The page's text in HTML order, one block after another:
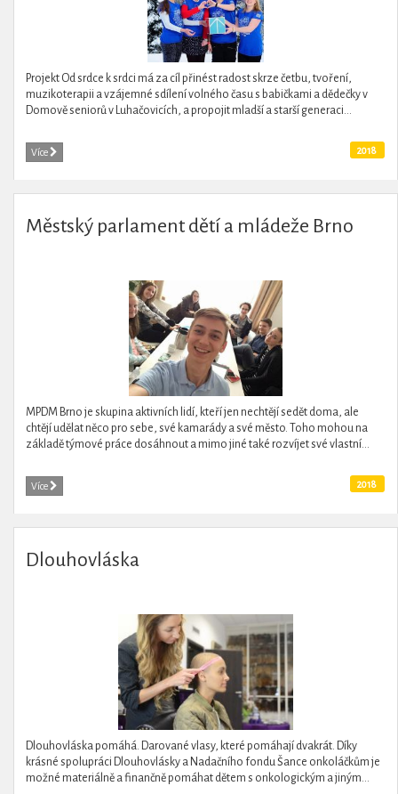
Projekt Od srdce k srdci má za cíl přinést radost skrze četbu, tvoření,
muzikoterapii a vzájemné sdílení volného času s babičkami a dědečky v
Domově seniorů v Luhačovicích, a propojit mladší a starší generaci...
Více 2018
Městský parlament dětí a mládeže Brno
MPDM Brno je skupina aktivních lidí, kteří jen nechtějí sedět doma, ale
chtějí udělat něco pro sebe, své kamarády a své město. Toho mohou na
základě týmové práce dosáhnout a mimo jiné také rozvíjet své vlastní...
Více 2018
Dlouhovláska
Dlouhovláska pomáhá. Darované vlasy, které pomáhají dvakrát. Díky
krásné spolupráci Dlouhovlásky a Nadačního fondu Šance onkoláčkům je
možné materiálně a finančně pomáhat dětem s onkologickým a jiným...